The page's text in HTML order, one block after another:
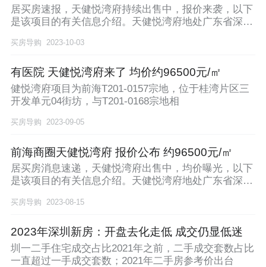
居买房速报，天健悦湾府持续出售中，报价来袭，以下
是该项目的有关信息介绍。天健悦湾府地处广东省深圳
买房导购 2023-10-03
有医院 天健悦湾府来了 均价约96500元/㎡
健悦湾府项目为前海T201-0157宗地，位于桂湾片区三
开发单元04街坊，与T201-0168宗地相
买房导购 2023-09-05
前海商圈天健悦湾府 报价公布 约96500元/㎡
居买房消息速递，天健悦湾府出售中，均价曝光，以下
是该项目的有关信息介绍。天健悦湾府地处广东省深圳
买房导购 2023-08-15
2023年深圳新房：开盘去化走低 成交仍显低迷
圳一二手住宅成交占比2021年之前，二手成交套数占比
一直超过一手成交套数；2021年二手房参考价出台